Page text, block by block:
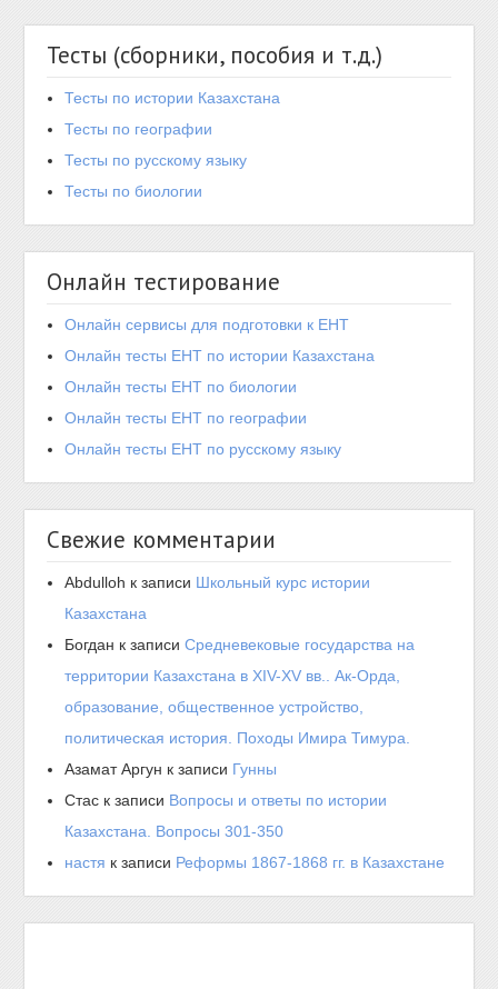
Тесты (сборники, пособия и т.д.)
Тесты по истории Казахстана
Тесты по географии
Тесты по русскому языку
Тесты по биологии
Онлайн тестирование
Онлайн сервисы для подготовки к ЕНТ
Онлайн тесты ЕНТ по истории Казахстана
Онлайн тесты ЕНТ по биологии
Онлайн тесты ЕНТ по географии
Онлайн тесты ЕНТ по русскому языку
Свежие комментарии
Abdulloh к записи Школьный курс истории
Казахстана
Богдан к записиСредневековые государства на
территории Казахстана в XIV-XV вв.. Ак-Орда,
образование, общественное устройство,
политическая история. Походы Имира Тимура.
Азамат Аргун к записи Гунны
Стас к записи Вопросы и ответы по истории
Казахстана. Вопросы 301-350
настя к записи Реформы 1867-1868 гг. в Казахстане